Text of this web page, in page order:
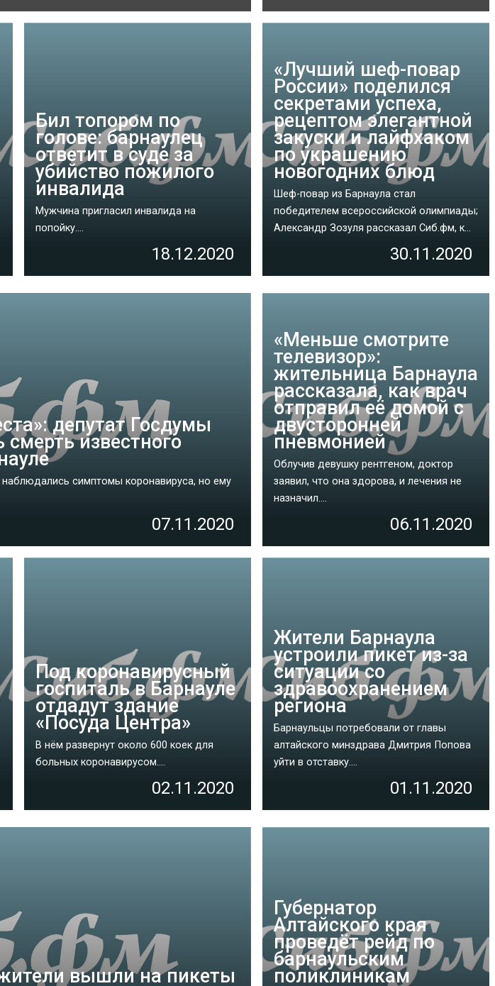
Бил топором по
голове: барнаулец
ответит в суде за
убийство пожилого
инвалида
Мужчина пригласил инвалида на
попойку....
18.12.2020
«‎Лучший шеф-повар
России» поделился
секретами успеха,
рецептом элегантной
закуски и лайфхаком
по украшению
новогодних блюд
Шеф-повар из Барнаула стал
победителем всероссийской олимпиады;
Александр Зозуля рассказал Сиб.фм, к...
30.11.2020
депутат Госдумы
смерть известного
симптомы коронавируса, но ему
07.11.2020
«Меньше смотрите
телевизор»:
жительница Барнаула
рассказала, как врач
отправил её домой с
двусторонней
пневмонией
Облучив девушку рентгеном, доктор
заявил, что она здорова, и лечения не
назначил....
06.11.2020
Под коронавирусный
госпиталь в Барнауле
отдадут здание
«Посуда Центра»
В нём развернут около 600 коек для
больных коронавирусом....
02.11.2020
Жители Барнаула
устроили пикет из-за
ситуации со
здравоохранением
региона
Барнаульцы потребовали от главы
алтайского минздрава Дмитрия Попова
уйти в отставку....
01.11.2020
вышли на пикеты
Губернатор
Алтайского края
проведёт рейд по
барнаульским
поликлиникам